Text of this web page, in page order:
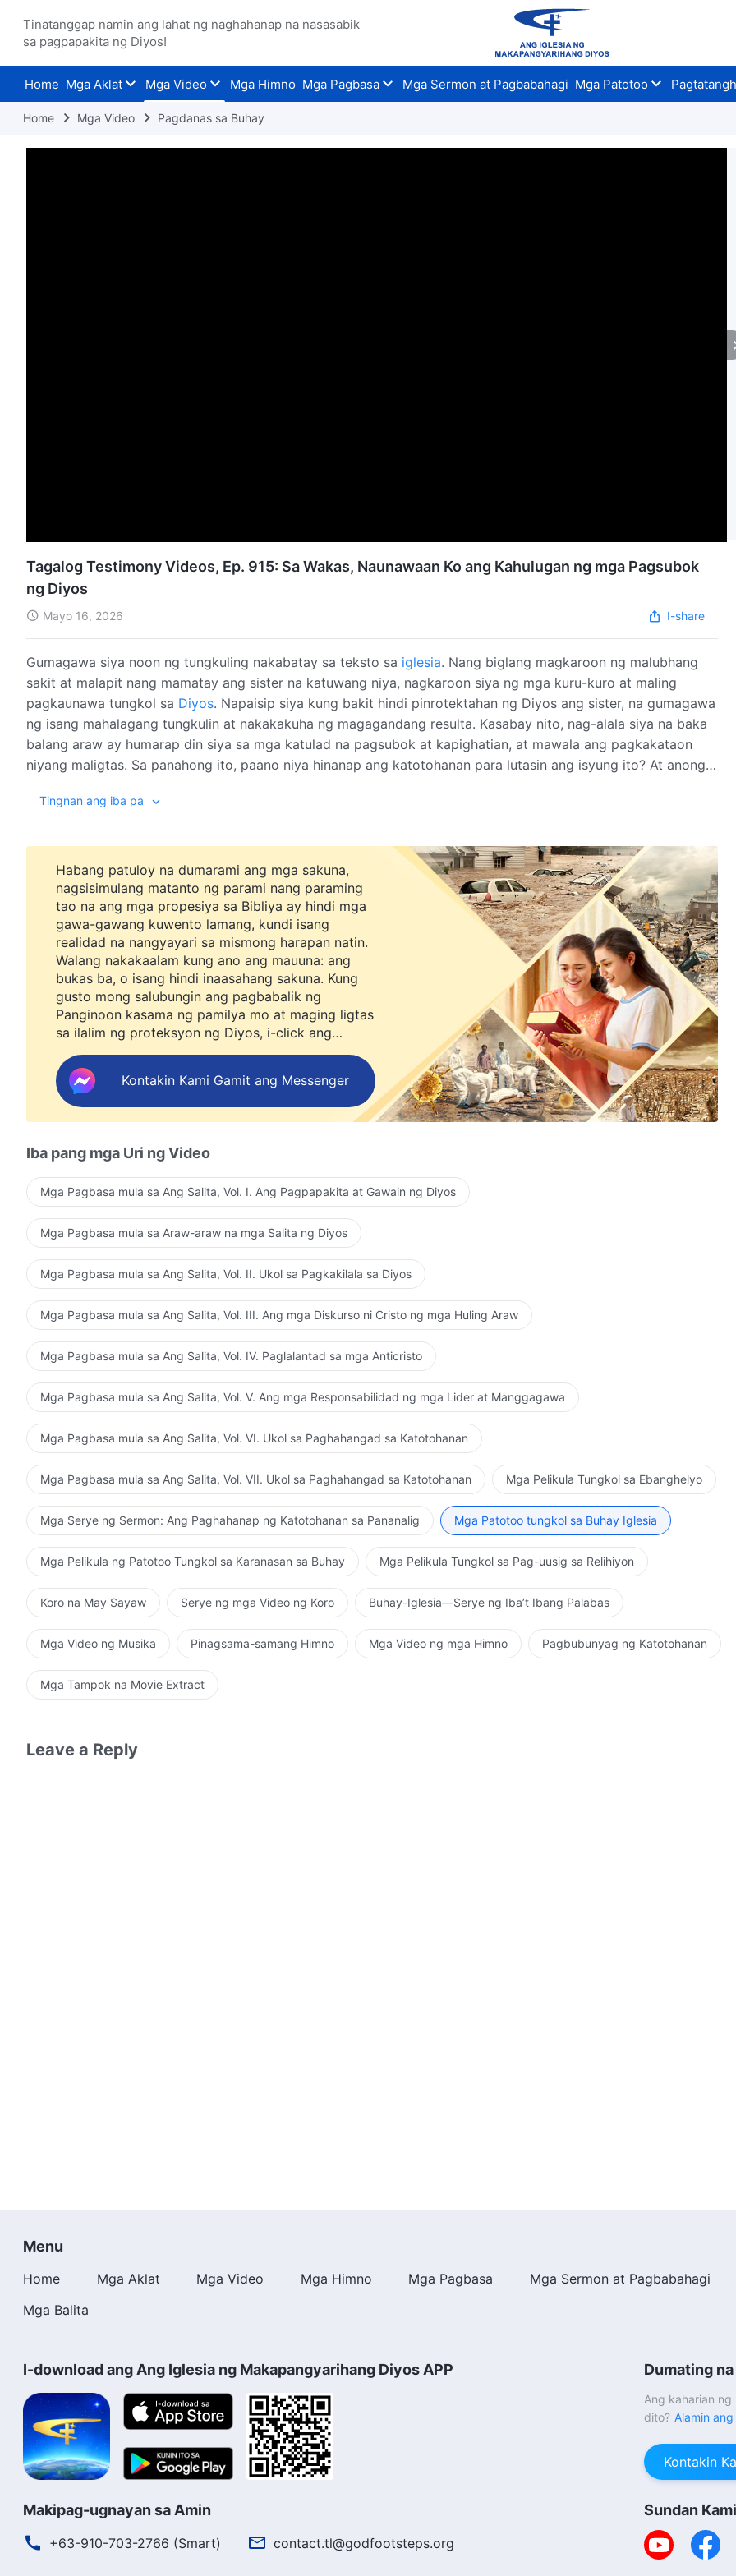
Tinatanggap namin ang lahat ng naghahanap na nasasabik
sa pagpapakita ng Diyos!
Home Mga Aklat Mga Video Mga Himno Mga Pagbasa Mga Sermon at Pagbabahagi Mga Patotoo
Home Mga Video Pagdanas sa Buhay
Tagalog Testimony Videos, Ep. 915: Sa Wakas, Naunawaan Ko ang Kahulugan ng mga Pagsubok
ng Diyos
Mayo 16, 2026 I-share
Gumagawa siya noon ng tungkuling nakabatay sa teksto sa iglesia. Nang biglang magkaroon ng malubhang
sakit at malapit nang mamatay ang sister na katuwang niya, nagkaroon siya ng mga kuru-kuro at maling
pagkaunawa tungkol sa Diyos. Napaisip siya kung bakit hindi pinrotektahan ng Diyos ang sister, na gumagawa
ng isang mahalagang tungkulin at nakakakuha ng magagandang resulta. Kasabay nito, nag-alala siya na baka
balang araw ay humarap din siya sa mga katulad na pagsubok at kapighatian, at mawala ang pagkakataon
niyang maligtas. Sa panahong ito, paano niya hinanap ang katotohanan para lutasin ang isyung ito? At anong
Tingnan ang iba pa
Habang patuloy na dumarami ang mga sakuna,
nagsisimulang matanto ng parami nang paraming
tao na ang mga propesiya sa Bibliya ay hindi mga
gawa-gawang kuwento lamang, kundi isang
realidad na nangyayari sa mismong harapan natin.
Walang nakakaalam kung ano ang mauuna: ang
bukas ba, o isang hindi inaasahang sakuna. Kung
gusto mong salubungin ang pagbabalik ng
Panginoon kasama ng pamilya mo at maging ligtas
sa ilalim ng proteksyon ng Diyos, i-click ang
Huwag mo na itong ipagpabukas.
Kontakin Kami Gamit ang Messenger
Iba pang mga Uri ng Video
Mga Pagbasa mula sa Ang Salita, Vol. I. Ang Pagpapakita at Gawain ng Diyos
Mga Pagbasa mula sa Araw-araw na mga Salita ng Diyos
Mga Pagbasa mula sa Ang Salita, Vol. II. Ukol sa Pagkakilala sa Diyos
Mga Pagbasa mula sa Ang Salita, Vol. III. Ang mga Diskurso ni Cristo ng mga Huling Araw
Mga Pagbasa mula sa Ang Salita, Vol. IV. Paglalantad sa mga Anticristo
Mga Pagbasa mula sa Ang Salita, Vol. V. Ang mga Responsabilidad ng mga Lider at Manggagawa
Mga Pagbasa mula sa Ang Salita, Vol. VI. Ukol sa Paghahangad sa Katotohanan
Mga Pagbasa mula sa Ang Salita, Vol. VII. Ukol sa Paghahangad sa Katotohanan Mga Pelikula Tungkol sa Ebanghelyo
Mga Serye ng Sermon: Ang Paghahanap ng Katotohanan sa Pananalig Mga Patotoo tungkol sa Buhay Iglesia
Mga Pelikula ng Patotoo Tungkol sa Karanasan sa Buhay Mga Pelikula Tungkol sa Pag-uusig sa Relihiyon
Koro na May Sayaw Serye ng mga Video ng Koro Buhay-Iglesia—Serye ng Iba’t Ibang Palabas
Mga Video ng Musika Pinagsama-samang Himno Mga Video ng mga Himno Pagbubunyag ng Katotohanan
Mga Tampok na Movie Extract
Leave a Reply
Menu
Home Mga Aklat Mga Video Mga Himno Mga Pagbasa Mga Sermon at Pagbabahagi
Mga Balita
I-download ang Ang Iglesia ng Makapangyarihang Diyos APP
Makipag-ugnayan sa Amin
+63-910-703-2766 (Smart) contact.tl@godfootsteps.org
Dumating
Ang kaharian
dito? Alamin
Kontakin
Sundan Kami